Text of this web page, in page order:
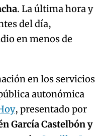
. La última hora y
del día,
en menos de
en los servicios
autonómica
, presentado por
García Castelbón y